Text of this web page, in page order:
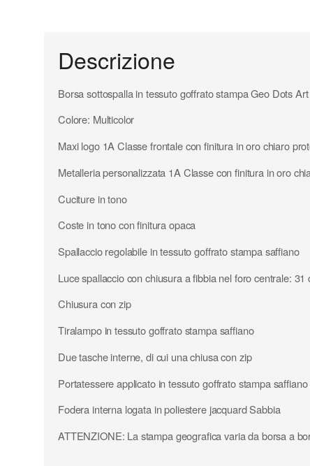
Descrizione
Borsa sottospalla in tessuto goffrato stampa Geo Dots Art
Colore: Multicolor
Maxi logo 1A Classe frontale con finitura in oro chiaro
Metalleria personalizzata 1A Classe con finitura in oro
Cuciture in tono
Coste in tono con finitura opaca
Spallaccio regolabile in tessuto goffrato stampa saffiano
Luce spallaccio con chiusura a fibbia nel foro centrale: 31
Chiusura con zip
Tiralampo in tessuto goffrato stampa saffiano
Due tasche interne, di cui una chiusa con zip
Portatessere applicato in tessuto goffrato stampa
Fodera interna logata in poliestere jacquard Sabbia
ATTENZIONE: La stampa geografica varia da borsa a